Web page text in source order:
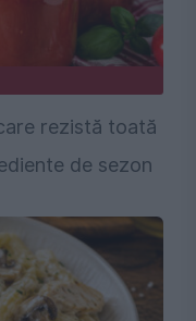
rezistă toată
de sezon